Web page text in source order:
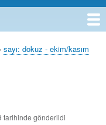
sayı: dokuz - ekim/kasım
tarihinde gönderildi